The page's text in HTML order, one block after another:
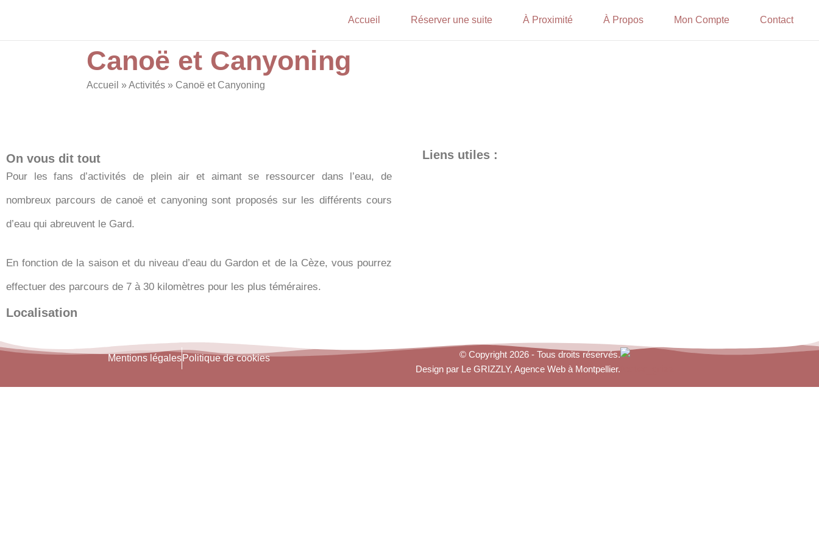
Accueil Réserver une suite À Proximité À Propos Mon Compte Contact
Canoë et Canyoning
Accueil »Activités » Canoë et Canyoning
On vous dit tout
Pour les fans d’activités de plein air et aimant se ressourcer dans l’eau, de
nombreux parcours de canoë et canyoning sont proposés sur les différents cours
d’eau qui abreuvent le Gard.
En fonction de la saison et du niveau d’eau du Gardon et de la Cèze, vous pourrez
effectuer des parcours de 7 à 30 kilomètres pour les plus téméraires.
Localisation
Liens utiles :
Mentions légalesPolitique de cookies
© Copyright 2026 - Tous droits réservés.
Design par Le GRIZZLY, Agence Web à Montpellier.